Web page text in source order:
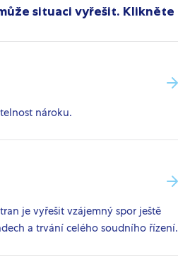
situaci vyřešit. Klikněte
nároku.
je vyřešit vzájemný spor ještě
a trvání celého soudního řízení.